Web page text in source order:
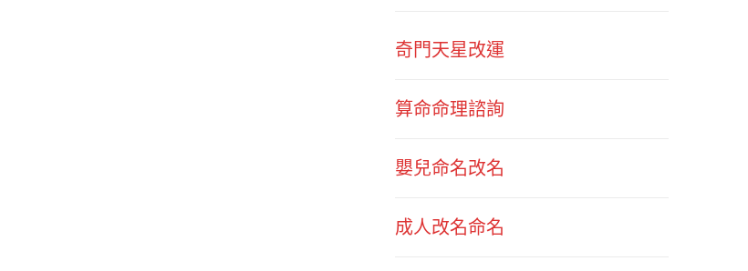
奇門天星改運
算命命理諮詢
嬰兒命名改名
成人改名命名